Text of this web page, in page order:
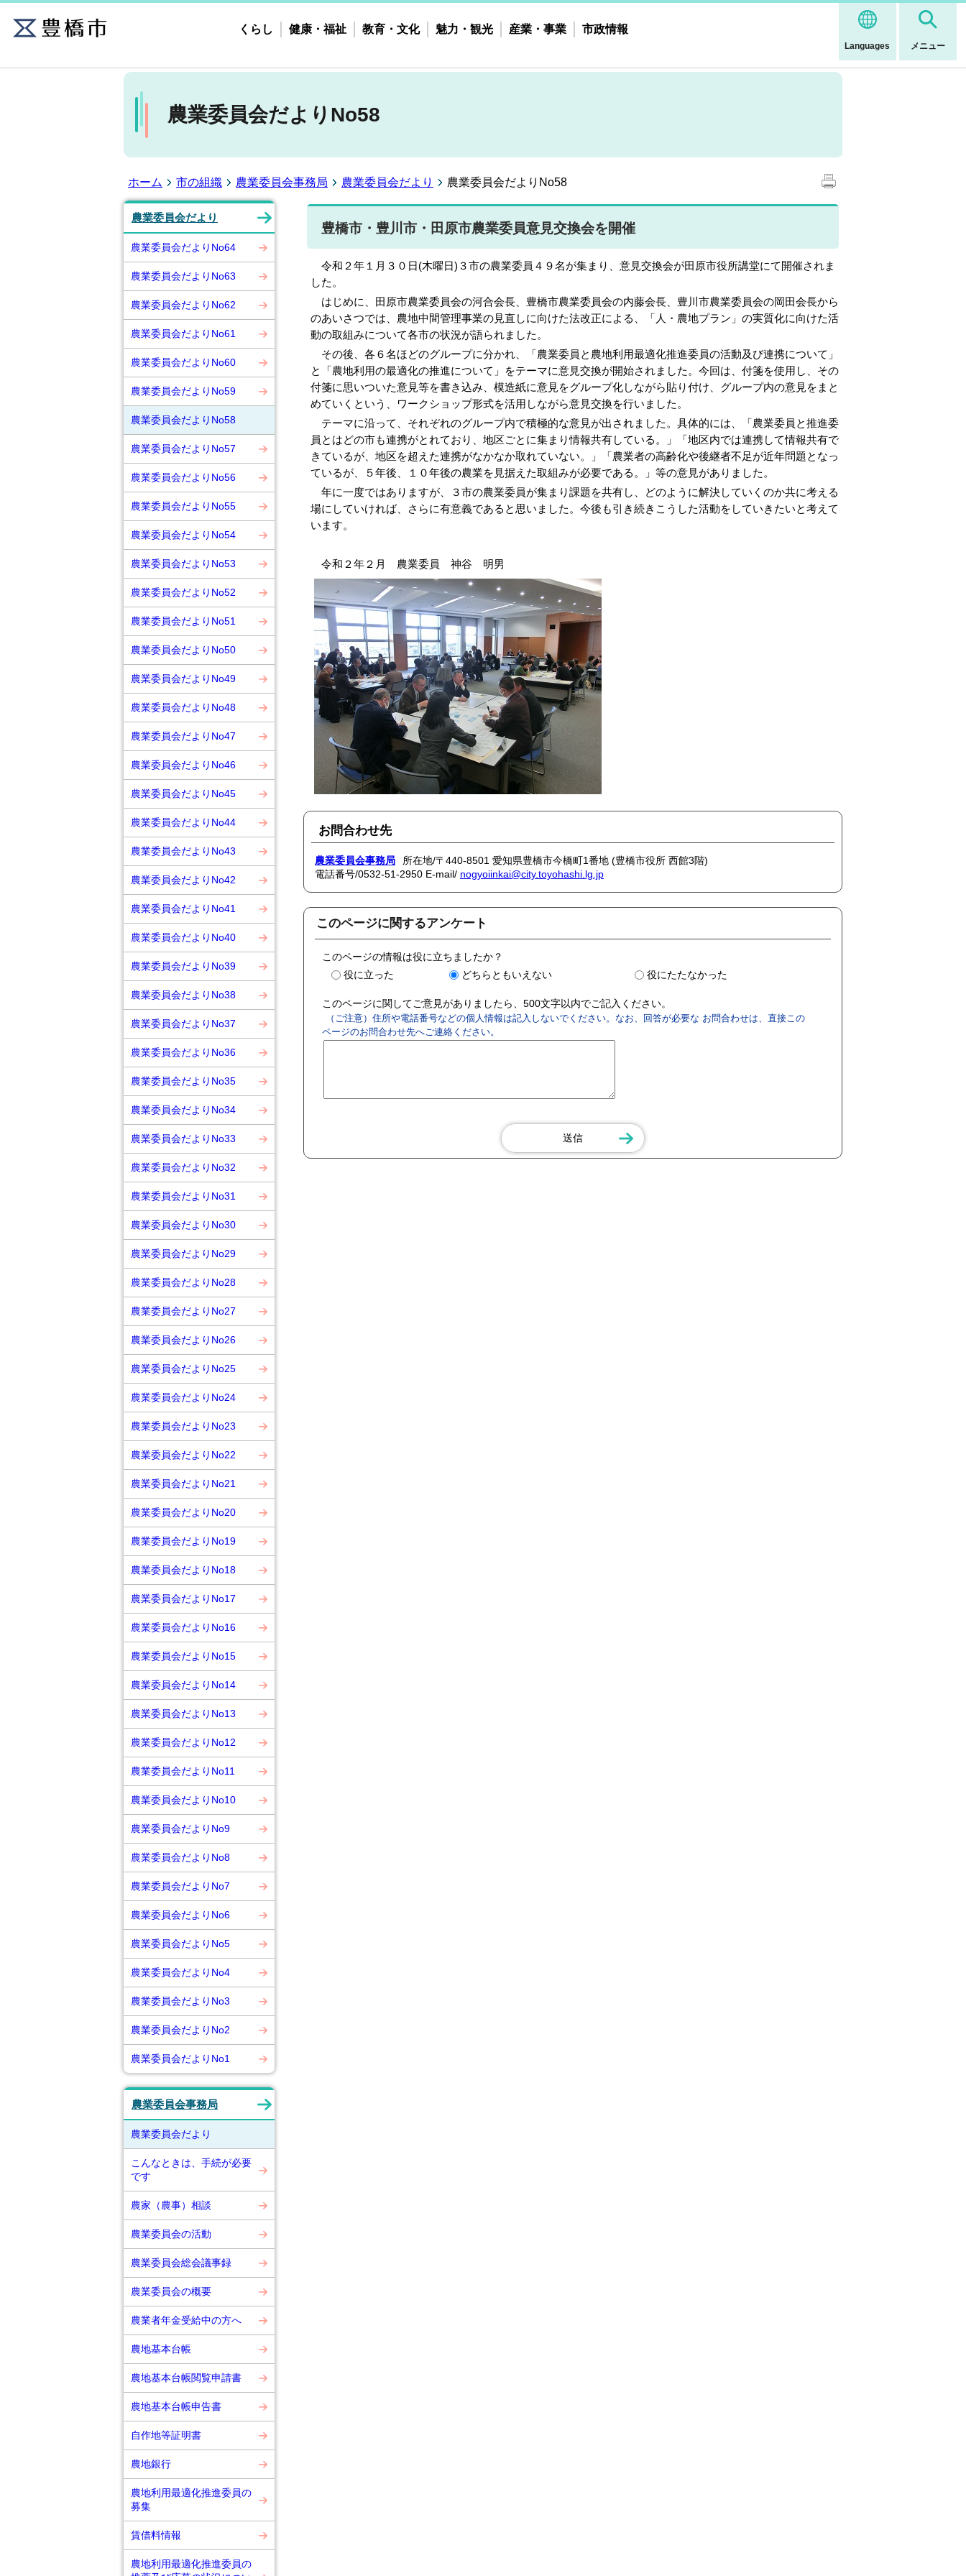
Languages メニュー
くらし 健康・福祉 教育・文化 魅力・観光 産業・事業 市政情報
農業委員会だよりNo58
ホーム 市の組織 農業委員会事務局 農業委員会だより 農業委員会だよりNo58
農業委員会だより
農業委員会だよりNo64
農業委員会だよりNo63
農業委員会だよりNo62
農業委員会だよりNo61
農業委員会だよりNo60
農業委員会だよりNo59
農業委員会だよりNo58
農業委員会だよりNo57
農業委員会だよりNo56
農業委員会だよりNo55
農業委員会だよりNo54
農業委員会だよりNo53
農業委員会だよりNo52
農業委員会だよりNo51
農業委員会だよりNo50
農業委員会だよりNo49
農業委員会だよりNo48
農業委員会だよりNo47
農業委員会だよりNo46
農業委員会だよりNo45
農業委員会だよりNo44
農業委員会だよりNo43
農業委員会だよりNo42
農業委員会だよりNo41
農業委員会だよりNo40
農業委員会だよりNo39
農業委員会だよりNo38
農業委員会だよりNo37
農業委員会だよりNo36
農業委員会だよりNo35
農業委員会だよりNo34
農業委員会だよりNo33
農業委員会だよりNo32
農業委員会だよりNo31
農業委員会だよりNo30
農業委員会だよりNo29
農業委員会だよりNo28
農業委員会だよりNo27
農業委員会だよりNo26
農業委員会だよりNo25
農業委員会だよりNo24
農業委員会だよりNo23
農業委員会だよりNo22
農業委員会だよりNo21
農業委員会だよりNo20
農業委員会だよりNo19
農業委員会だよりNo18
農業委員会だよりNo17
農業委員会だよりNo16
農業委員会だよりNo15
農業委員会だよりNo14
農業委員会だよりNo13
農業委員会だよりNo12
農業委員会だよりNo11
農業委員会だよりNo10
農業委員会だよりNo9
農業委員会だよりNo8
農業委員会だよりNo7
農業委員会だよりNo6
農業委員会だよりNo5
農業委員会だよりNo4
農業委員会だよりNo3
農業委員会だよりNo2
農業委員会だよりNo1
農業委員会事務局
農業委員会だより
こんなときは、手続が必要
です
農家（農事）相談
農業委員会の活動
農業委員会総会議事録
農業委員会の概要
農業者年金受給中の方へ
農地基本台帳
農地基本台帳閲覧申請書
農地基本台帳申告書
自作地等証明書
農地銀行
農地利用最適化推進委員の
募集
賃借料情報
農地利用最適化推進委員の
豊橋市・豊川市・田原市農業委員意見交換会を開催
令和２年１月３０日(木曜日)３市の農業委員４９名が集まり、意見交換会が田原市役所講堂にて開催されま
した。
はじめに、田原市農業委員会の河合会長、豊橋市農業委員会の内藤会長、豊川市農業委員会の岡田会長から
のあいさつでは、農地中間管理事業の見直しに向けた法改正による、「人・農地プラン」の実質化に向けた活
動の取組みについて各市の状況が語られました。
その後、各６名ほどのグループに分かれ、「農業委員と農地利用最適化推進委員の活動及び連携について」
と「農地利用の最適化の推進について」をテーマに意見交換が開始されました。今回は、付箋を使用し、その
付箋に思いついた意見等を書き込み、模造紙に意見をグループ化しながら貼り付け、グループ内の意見をまと
めていくという、ワークショップ形式を活用しながら意見交換を行いました。
テーマに沿って、それぞれのグループ内で積極的な意見が出されました。具体的には、「農業委員と推進委
員とはどの市も連携がとれており、地区ごとに集まり情報共有している。」「地区内では連携して情報共有で
きているが、地区を超えた連携がなかなか取れていない。」「農業者の高齢化や後継者不足が近年問題となっ
ているが、５年後、１０年後の農業を見据えた取組みが必要である。」等の意見がありました。
年に一度ではありますが、３市の農業委員が集まり課題を共有し、どのように解決していくのか共に考える
場にしていければ、さらに有意義であると思いました。今後も引き続きこうした活動をしていきたいと考えて
います。
令和２年２月 農業委員 神谷 明男
お問合わせ先
農業委員会事務局
所在地/〒440-8501 愛知県豊橋市今橋町1番地 (豊橋市役所 西館3階)
電話番号/0532-51-2950 E-mail/ nogyoiinkai@city.toyohashi.lg.jp
このページに関するアンケート
このページの情報は役に立ちましたか？
役に立った
どちらともいえない 役にたたなかった
このページに関してご意見がありましたら、500文字以内でご記入ください。
（ご注意）住所や電話番号などの個人情報は記入しないでください。なお、回答が必要な お問合わせは、直接この
ページのお問合わせ先へご連絡ください。